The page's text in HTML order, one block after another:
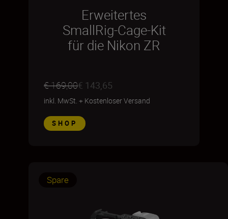
Erweitertes
SmallRig-Cage-Kit
für die Nikon ZR
€ 169,00€ 143,65
inkl. MwSt. + Kostenloser Versand
SHOP
Spare